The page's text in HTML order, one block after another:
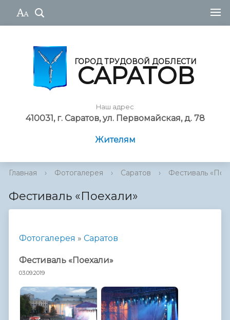
ГОРОД ТРУДОВОЙ ДОБЛЕСТИ
САРАТОВ
Наш адрес
410031, г. Саратов, ул. Первомайская, д. 78
Жителям
Главная › Фотогалерея › Саратов › Фестиваль
Фестиваль «Поехали»
Фотогалерея » Саратов
Фестиваль «Поехали»
03.09.2019